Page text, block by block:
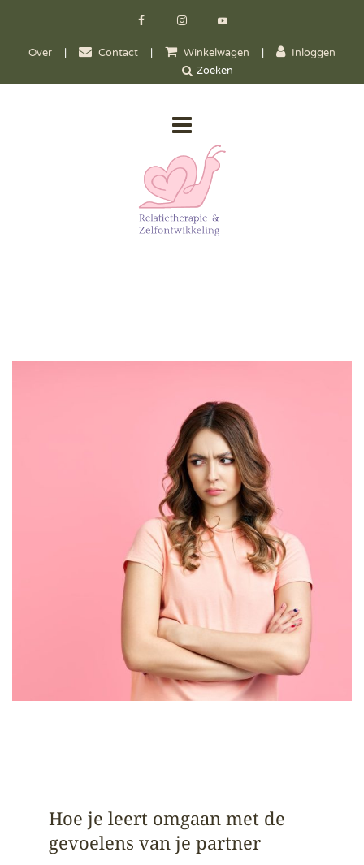
Over | Contact | Winkelwagen | Inloggen
Hoe je leert omgaan met de
gevoelens van je partner